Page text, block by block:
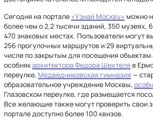
Сегодня на портале «Узнай Москву» можно
более чем о 2,2 тысячи зданий, 350 музеях,
470 знаковых местах. Пользователи могут
256 прогулочных маршрутов и 29
числе по закрытым для посещения
особнякархитектора Федора Шехтеля в
переулке, Медведниковская гимназия —
образовательное учреждение Москвы,
Глазовском переулке, где размещается
Все желающие также могут проверить свои
портале доступно более 100 квизов.